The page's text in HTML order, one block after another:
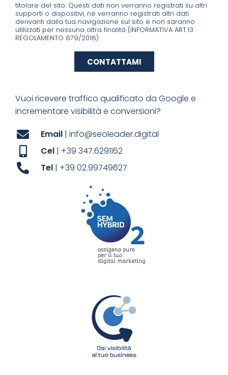
Vuoi ricevere traffico qualificato da Google e
incrementare visibilità e conversioni?
Email | info@seoleader.digital
Cel | +39 347.6291162
Tel | +39 02.99749627
titolare del sito. Questi dati non verranno registrati su altri
supporti o dispositivi, né verranno registrati altri dati
derivanti dalla tua navigazione sul sito e non saranno
utilizzati per nessuna altra finalità (INFORMATIVA ART.13
REGOLAMENTO 679/2016)
CONTATTAMI